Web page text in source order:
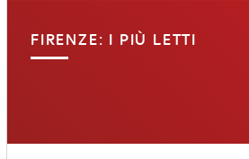
FIRENZE: I PIÙ LETTI